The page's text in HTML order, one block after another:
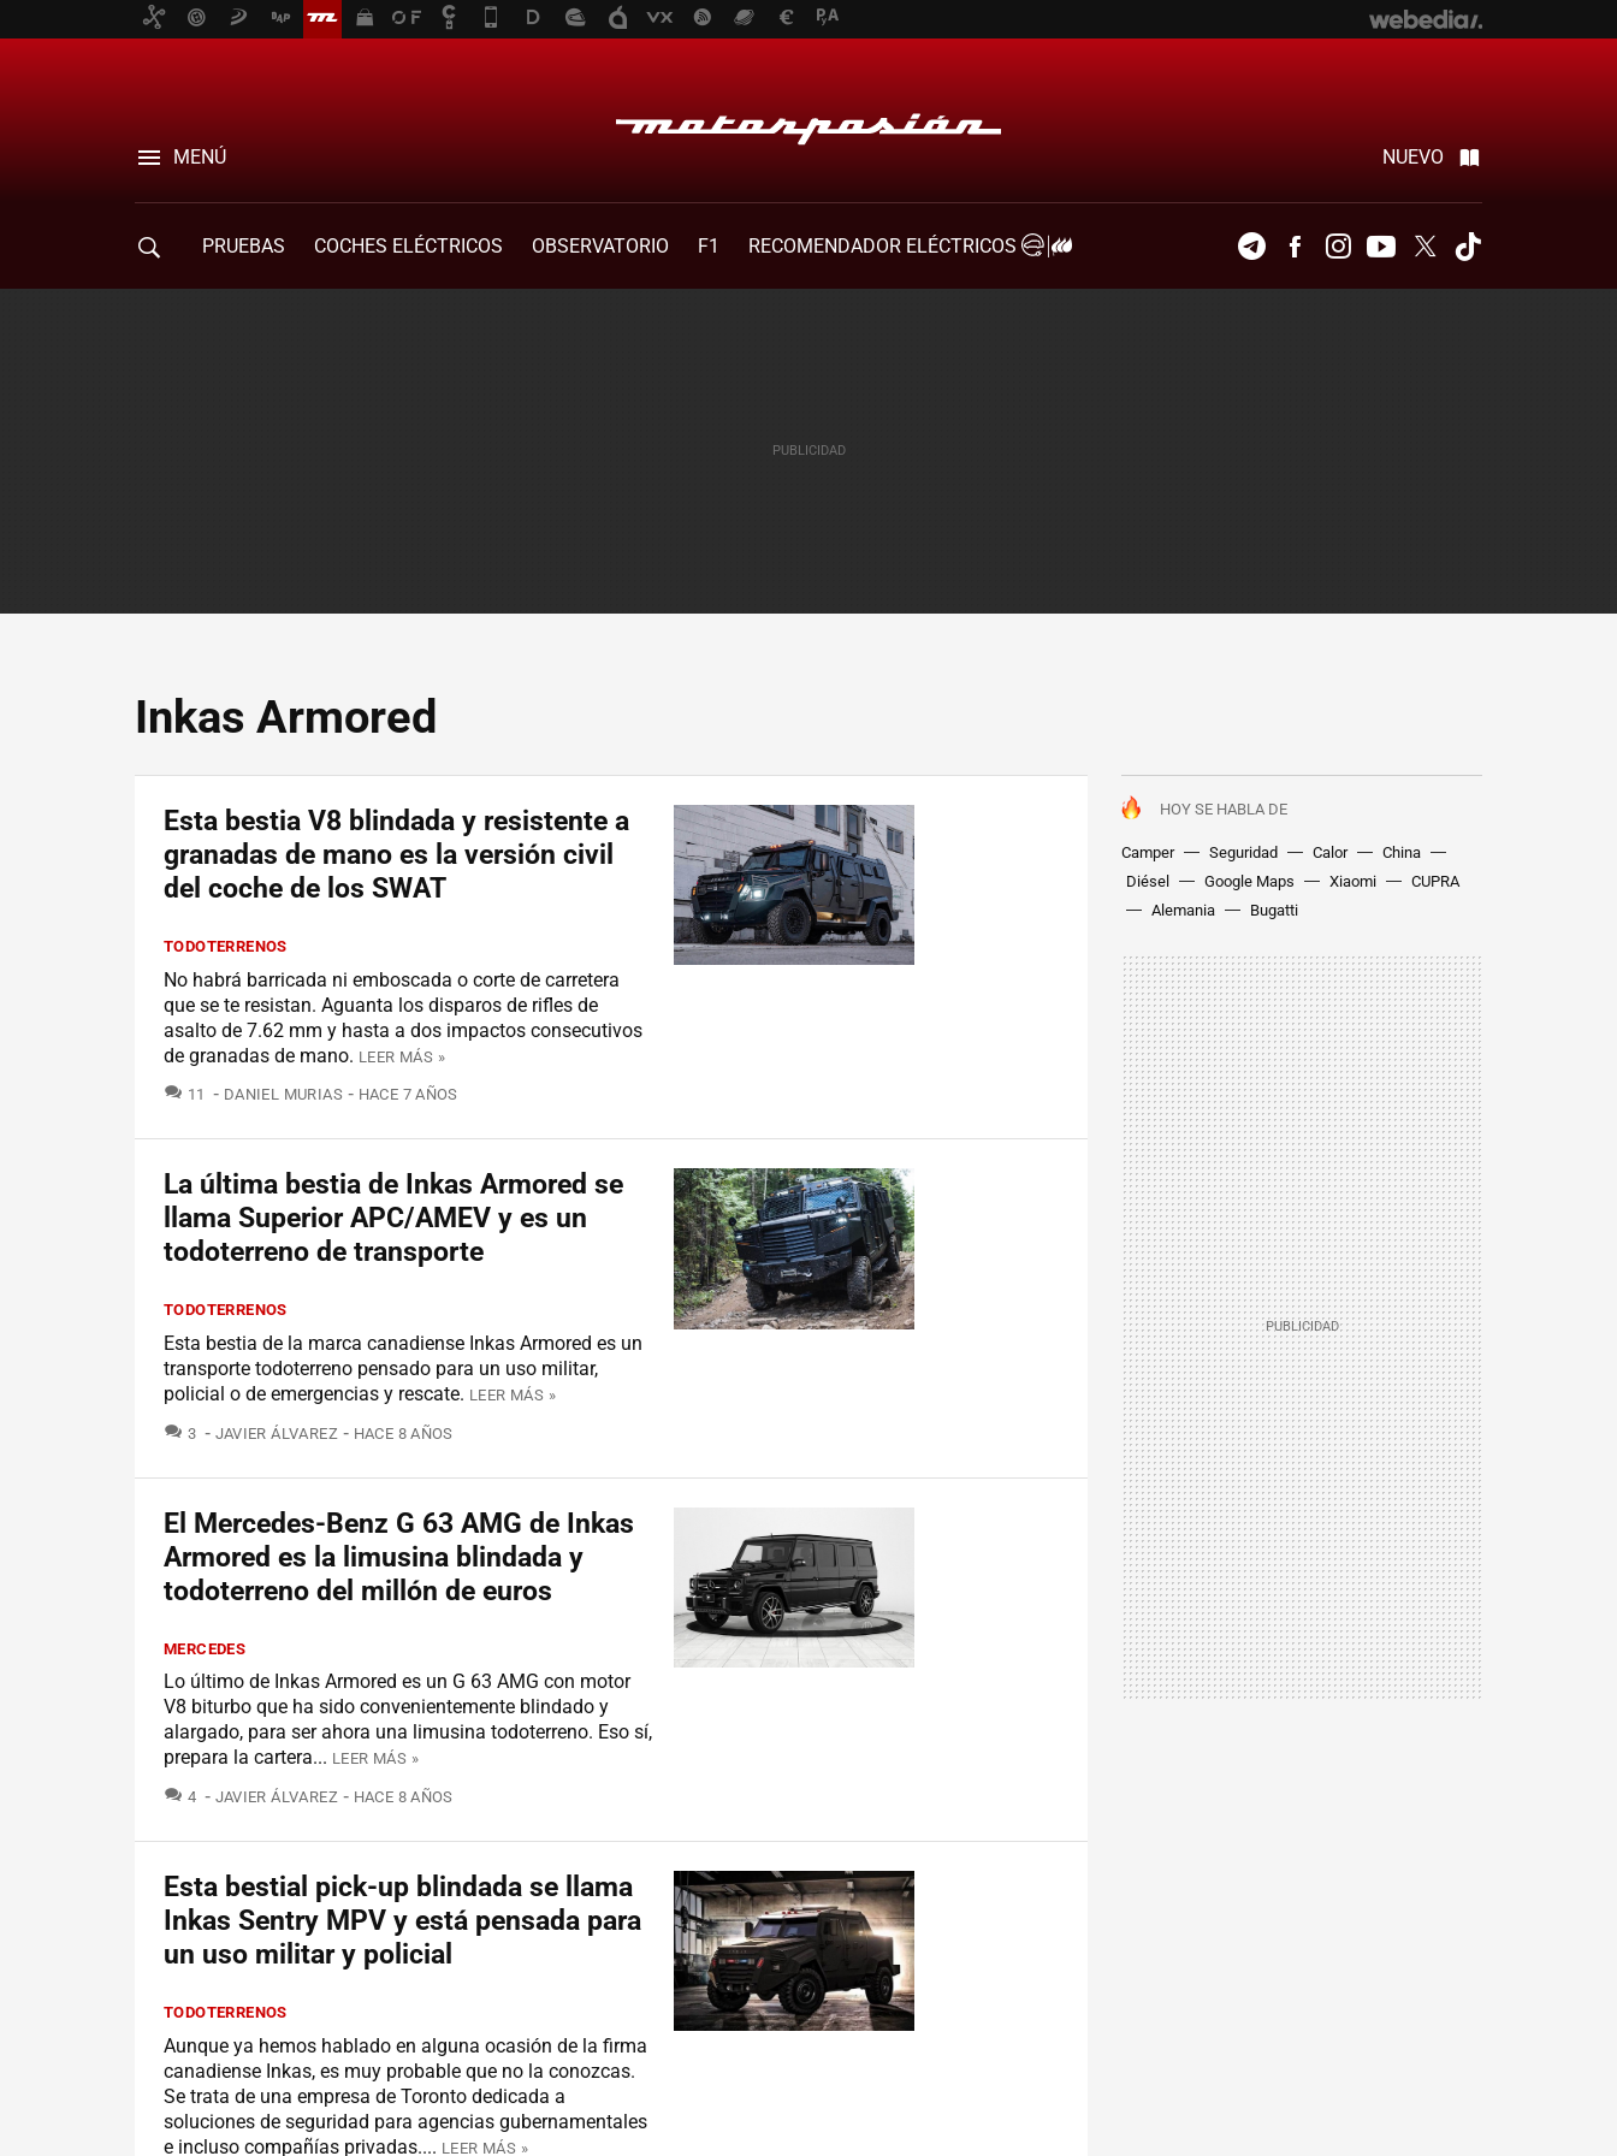
MENÚ NUEVO
PRUEBAS COCHES ELÉCTRICOS OBSERVATORIO F1
RECOMENDADOR ELÉCTRICOS
TelegramFacebookInstagramYoutubeTwitter
Inkas Armored
HOY SE HABLA DE
Camper Seguridad Calor
China
Diésel
Google Maps Xiaomi
CUPRA
Alemania
Bugatti
Esta bestia V8 blindada y resistente a
granadas de mano es la versión civil
del coche de los SWAT
TODOTERRENOS
No habrá barricada ni emboscada o corte de carretera
que se te resistan. Aguanta los disparos de rifles de
asalto de 7.62 mm y hasta a dos impactos consecutivos
de granadas de mano. LEER MÁS »
11 COMENTARIOS
DANIEL MURIAS HACE 7 AÑOS
La última bestia de Inkas Armored se
llama Superior APC/AMEV y es un
todoterreno de transporte
TODOTERRENOS
Esta bestia de la marca canadiense Inkas Armored es un
transporte todoterreno pensado para un uso militar,
policial o de emergencias y rescate. LEER MÁS »
3 COMENTARIOS
JAVIER ÁLVAREZ HACE 8 AÑOS
El Mercedes-Benz G 63 AMG de Inkas
Armored es la limusina blindada y
todoterreno del millón de euros
MERCEDES
Lo último de Inkas Armored es un G 63 AMG con motor
V8 biturbo que ha sido convenientemente blindado y
alargado, para ser ahora una limusina todoterreno. Eso sí,
prepara la cartera... LEER MÁS »
4 COMENTARIOS
JAVIER ÁLVAREZ HACE 8 AÑOS
Esta bestial pick-up blindada se llama
Inkas Sentry MPV y está pensada para
un uso militar y policial
TODOTERRENOS
Aunque ya hemos hablado en alguna ocasión de la firma
canadiense Inkas, es muy probable que no la conozcas.
Se trata de una empresa de Toronto dedicada a
soluciones de seguridad para agencias gubernamentales
e incluso compañías privadas.... LEER MÁS »